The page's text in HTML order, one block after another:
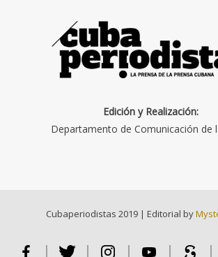
Edición y Realización:
Departamento de Comunicación de
Cubaperiodistas 2019 | Editorial by